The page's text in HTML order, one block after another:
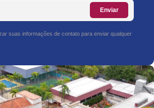
Enviar
suas informações de contato para enviar qualquer